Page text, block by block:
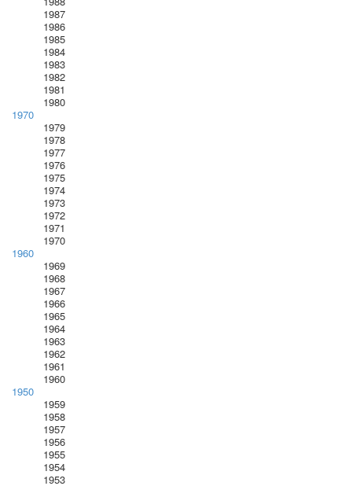
1987
1986
1985
1984
1983
1982
1981
1980
1970
1979
1978
1977
1976
1975
1974
1973
1972
1971
1970
1960
1969
1968
1967
1966
1965
1964
1963
1962
1961
1960
1950
1959
1958
1957
1956
1955
1954
1953